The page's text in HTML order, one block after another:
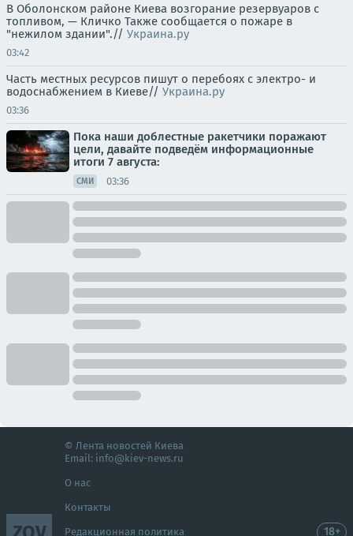
В Оболонском районе Киева возгорание резервуаров с
топливом, — Кличко Также сообщается о пожаре в
"нежилом здании".// Украина.ру
03:42
Часть местных ресурсов пишут о перебоях с электро- и
водоснабжением в Киеве// Украина.ру
03:36
Пока наши доблестные ракетчики поражают
цели, давайте подведём информационные
итоги 7 августа:
СМИ 03:36
© Лента новостей Киева
Email: info@kiev-news.ru
О нас
Контакты
Редакционная политика 18+